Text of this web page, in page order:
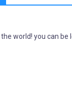
world! you can